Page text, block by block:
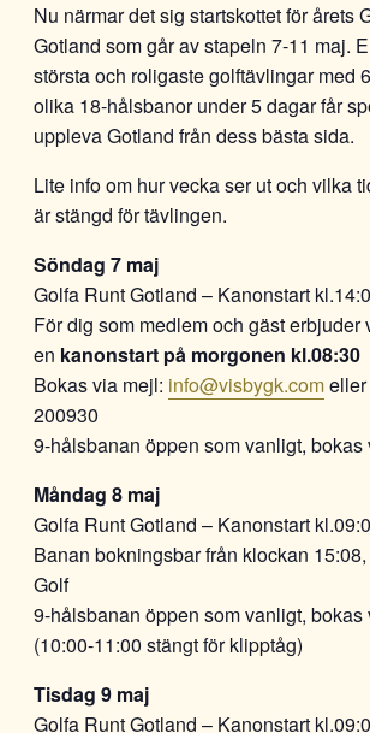
Nu närmar det sig startskottet för årets
Gotland som går av stapeln 7-11 maj.
största och roligaste golftävlingar med
olika 18-hålsbanor under 5 dagar får
uppleva Gotland från dess bästa sida.
Lite info om hur vecka ser ut och vilka
är stängd för tävlingen.
Söndag 7 maj
Golfa Runt Gotland – Kanonstart
För dig som medlem och gäst erbjuder
en kanonstart på morgonen kl.08:30
Bokas via mejl: info@visbygk.com
200930
9-hålsbanan öppen som vanligt, bokas
Måndag 8 maj
Golfa Runt Gotland – Kanonstart
Banan bokningsbar från klockan
Golf
9-hålsbanan öppen som vanligt, bokas
(10:00-11:00 stängt för klipptåg)
Tisdag 9 maj
Golfa Runt Gotland – Kanonstart